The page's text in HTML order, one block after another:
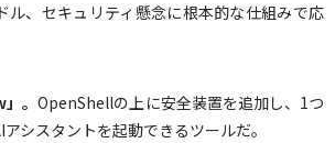
ル、セキュリティ懸念に根本的な仕組みで応
」。OpenShellの上に安全装置を追加し、1つ
シスタントを起動できるツールだ。